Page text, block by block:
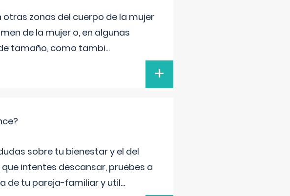
otras zonas del cuerpo de la mujer
de la mujer o, en algunas
tamaño, como tambi...
+
sobre tu bienestar y el del
intentes descansar, pruebes a
de tu pareja-familiar y util...